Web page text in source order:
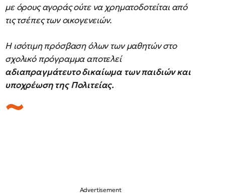
με όρους αγοράς ούτε να χρηματοδοτείται από
τις τσέπες των οικογενειών.
Η ισότιμη πρόσβαση όλων των μαθητών στο
σχολικό πρόγραμμα αποτελεί
αδιαπραγμάτευτο δικαίωμα των παιδιών και
υποχρέωση της Πολιτείας.